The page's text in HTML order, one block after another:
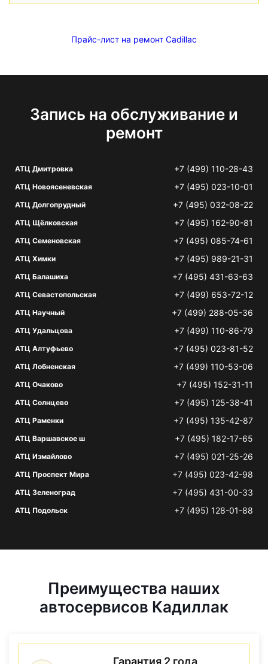
Прайс-лист на ремонт Cadillac
Запись на обслуживание и
ремонт
АТЦ Дмитровка +7 (499) 110-28-43
АТЦ Новоясеневская +7 (495) 023-10-01
АТЦ Долгопрудный +7 (495) 032-08-22
АТЦ Щёлковская +7 (495) 162-90-81
АТЦ Семеновская +7 (495) 085-74-61
АТЦ Химки +7 (495) 989-21-31
АТЦ Балашиха +7 (495) 431-63-63
АТЦ Севастопольская +7 (499) 653-72-12
АТЦ Научный +7 (499) 288-05-36
АТЦ Удальцова +7 (499) 110-86-79
АТЦ Алтуфьево +7 (495) 023-81-52
АТЦ Лобненская +7 (499) 110-53-06
АТЦ Очаково +7 (495) 152-31-11
АТЦ Солнцево +7 (495) 125-38-41
АТЦ Раменки +7 (495) 135-42-87
АТЦ Варшавское ш +7 (495) 182-17-65
АТЦ Измайлово +7 (495) 021-25-26
АТЦ Проспект Мира +7 (495) 023-42-98
АТЦ Зеленоград +7 (495) 431-00-33
АТЦ Подольск +7 (495) 128-01-88
Преимущества наших
автосервисов Кадиллак
Гарантия 2 года